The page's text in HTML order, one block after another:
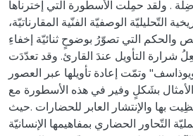
. ولقد حمِلت الأسطورة التي إخترناها
التّحليليّة الوصفيّة الفنّية المقارناتيّة،
التي تصوّرُ بوضوحٍ ثنائيّة إخفاءِ
شرارة التأويل عندَ القارئ. وقد تعدّدَت
وتمّت إعادة تأويلها عبر العصور
بشَكلٍ وفير في هذه الأسطورة مع
بها والإنتشار العابر للحضارات .حيث
التّحاور الحضاري بمفاهيمها الإنسانيّة